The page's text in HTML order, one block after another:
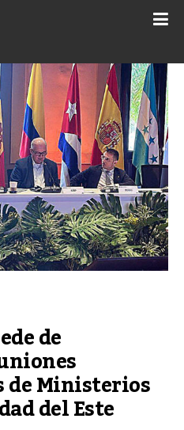
de
Ministerios
del Este